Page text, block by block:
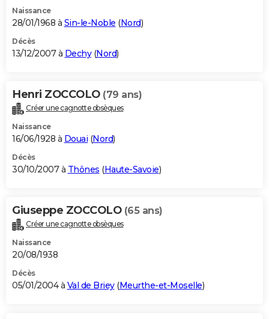
Naissance
28/01/1968 à Sin-le-Noble (Nord)
Décès
13/12/2007 à Dechy(Nord)
Henri ZOCCOLO (79 ans)
Créer une cagnotte obsèques
Naissance
16/06/1928 à Douai (Nord)
Décès
30/10/2007 à Thônes (Haute-Savoie)
Giuseppe ZOCCOLO (65 ans)
Créer une cagnotte obsèques
Naissance
20/08/1938
Décès
05/01/2004 à Val de Briey(Meurthe-et-Moselle)